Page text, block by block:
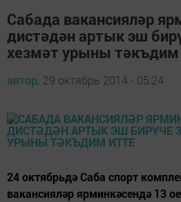
Сабада вакансияләр
дистәдән артык эш
хезмәт урыны тәкъдим
автор, 29 октябрь 2014 - 05:24
24 октябрьдә Саба спорт
вакансияләр ярминкәсендә 13